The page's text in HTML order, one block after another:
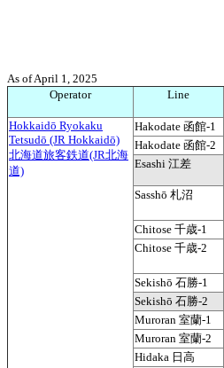
As of April 1, 2025
Operator
Line
Hokkaidō Ryokaku
Tetsudō (JR Hokkaidō)
北海道旅客鉄道(JR北海
道)
Hakodate 函館-1
Hakodate 函館-2
Esashi 江差
Sasshō 札沼
Chitose 千歳-1
Chitose 千歳-2
Sekishō 石勝-1
Sekishō 石勝-2
Muroran 室蘭-1
Muroran 室蘭-2
Hidaka 日高